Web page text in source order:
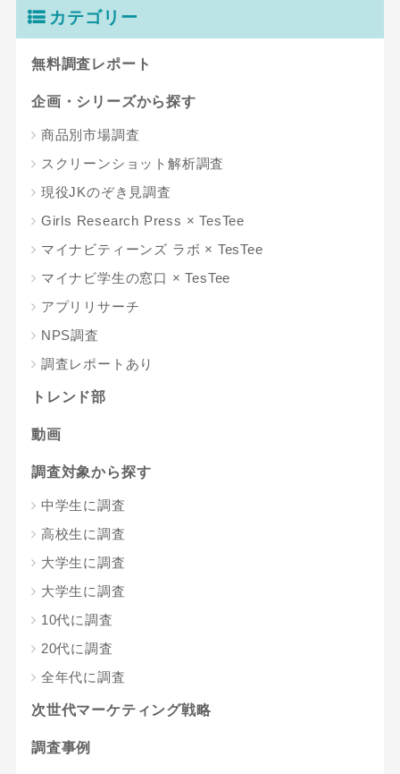
カテゴリー
無料調査レポート
企画・シリーズから探す
商品別市場調査
スクリーンショット解析調査
現役JKのぞき見調査
Girls Research Press × TesTee
マイナビティーンズ ラボ × TesTee
マイナビ学生の窓口 × TesTee
アプリリサーチ
NPS調査
調査レポートあり
トレンド部
動画
調査対象から探す
中学生に調査
高校生に調査
大学生に調査
大学生に調査
10代に調査
20代に調査
全年代に調査
次世代マーケティング戦略
調査事例